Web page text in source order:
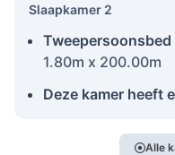
Slaapkamer 2
1.80m x 200.00m
Deze kamer heeft
Alle